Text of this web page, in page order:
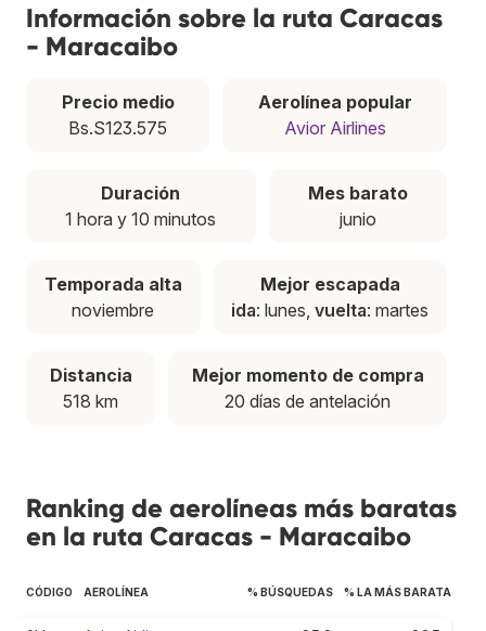
Información sobre la ruta Caracas
- Maracaibo
Precio medio
Bs.S123.575
Aerolínea popular
Avior Airlines
Duración
1 hora y 10 minutos
Mes barato
junio
Temporada alta
noviembre
Mejor escapada
ida: lunes,vuelta: martes
Distancia
518 km
Mejor momento de compra
20 días de antelación
Ranking de aerolíneas más baratas
en la ruta Caracas - Maracaibo
CÓDIGO AEROLÍNEA % BÚSQUEDAS % LA MÁS BARATA